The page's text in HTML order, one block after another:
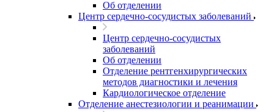
Об отделении
Центр сердечно-сосудистых заболеваний
Центр сердечно-сосудистых
заболеваний
Об отделении
Отделение рентгенхирургических
методов диагностики и лечения
Кардиологическое отделение
Отделение анестезиологии и реанимации